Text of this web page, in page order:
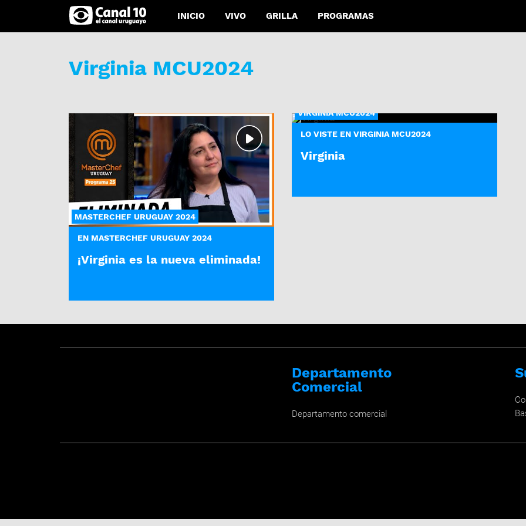
INICIO VIVO GRILLA PROGRAMAS
Virginia MCU2024
MASTERCHEF URUGUAY 2024
EN MASTERCHEF URUGUAY 2024
¡Virginia es la nueva eliminada!
VIRGINIA MCU2024
LO VISTE EN VIRGINIA MCU2024
Virginia
Departamento
Comercial
Departamento comercial